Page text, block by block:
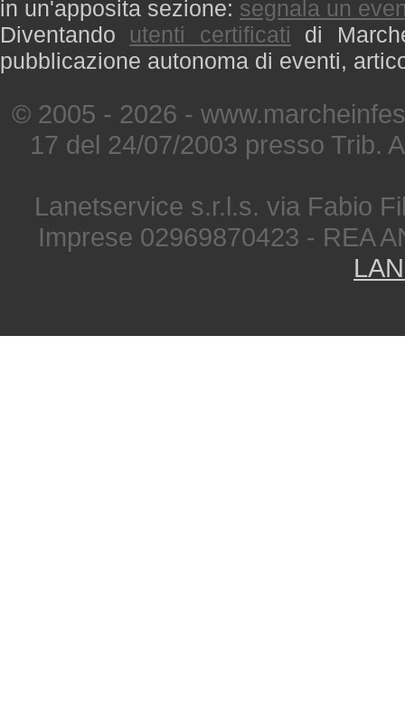
in un'apposita sezione: segnala un
Diventando utenti certificati di
pubblicazione autonoma di eventi,
© 2005 - 2026 -
17 del 24/07/2003 presso Trib.
Lanetservice s.r.l.s. via Fabio
Imprese 02969870423 - REA